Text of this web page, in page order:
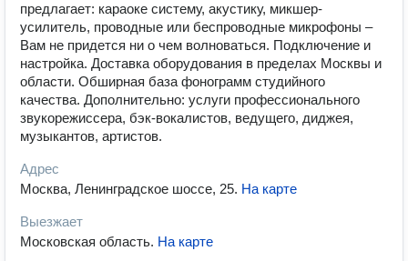
предлагает: караоке систему, акустику, микшер-
усилитель, проводные или беспроводные микрофоны –
Вам не придется ни о чем волноваться. Подключение и
настройка. Доставка оборудования в пределах Москвы и
области. Обширная база фонограмм студийного
качества. Дополнительно: услуги профессионального
звукорежиссера, бэк-вокалистов, ведущего, диджея,
музыкантов, артистов.
Адрес
Москва, Ленинградское шоссе, 25. На карте
Выезжает
Московская область. На карте